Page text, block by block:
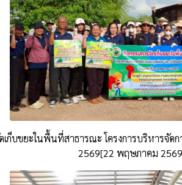
เก็บขยะในพื้นที่สาธารณะ โครงการบริหารจั
2569[22 พฤษภาคม